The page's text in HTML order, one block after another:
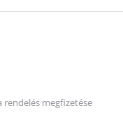
rendelés megfizetése